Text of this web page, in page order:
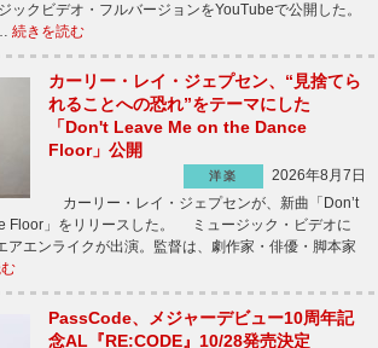
ックビデオ・フルバージョンをYouTubeで公開した。
続きを読む
カーリー・レイ・ジェプセン、“見捨てら
れることへの恐れ”をテーマにした
「Don't Leave Me on the Dance
Floor」公開
洋楽
2026年8月7日
カーリー・レイ・ジェプセンが、新曲「Don’t
Floor」をリリースした。 ミュージック・ビデオに
アエンライクが出演。監督は、劇作家・俳優・脚本家
PassCode、メジャーデビュー10周年記
念AL『RE:CODE』10/28発売決定